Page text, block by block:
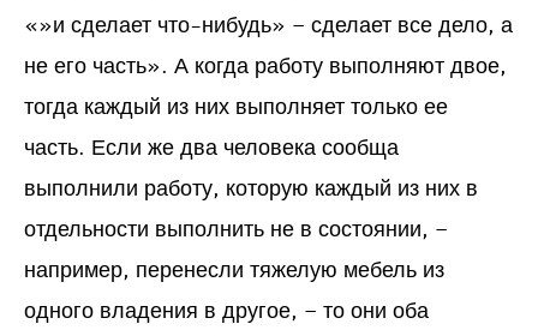
«»и сделает что-нибудь» – сделает все дело, а
не его часть». А когда работу выполняют двое,
тогда каждый из них выполняет только ее
часть. Если же два человека сообща
выполнили работу, которую каждый из них в
отдельности выполнить не в состоянии, –
например, перенесли тяжелую мебель из
одного владения в другое, – то они оба